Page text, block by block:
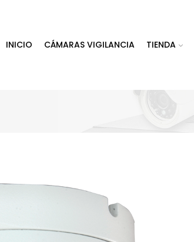
INICIO CÁMARAS VIGILANCIA TIENDA